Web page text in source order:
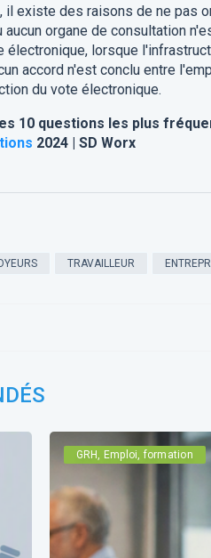
il existe des raisons de ne pas
organe de consultation
électronique, lorsque
accord n'est conclu entre
du vote électronique.
10 questions les plus
2024 | SD Worx
TRAVAILLEUR
GRH, Emploi, formation